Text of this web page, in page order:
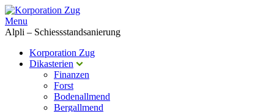
Menu
Alpli – Schiessstandsanierung
Korporation Zug
Dikasterien
Finanzen
Forst
Bodenallmend
Bergallmend